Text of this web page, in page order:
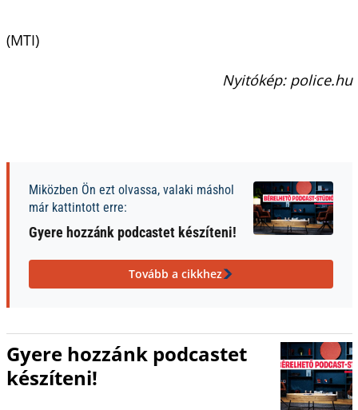
(MTI)
Nyitókép: police.hu
Miközben Ön ezt olvassa, valaki máshol
már kattintott erre:
Gyere hozzánk podcastet készíteni!
Tovább a cikkhez
Gyere hozzánk podcastet
készíteni!